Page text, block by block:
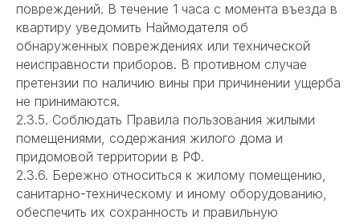
повреждений. В течение 1 часа с момента въезда в
квартиру уведомить Наймодателя об
обнаруженных повреждениях или технической
неисправности приборов. В противном случае
претензии по наличию вины при причинении ущерба
не принимаются.
2.3.5. Соблюдать Правила пользования жилыми
помещениями, содержания жилого дома и
придомовой территории в РФ.
2.3.6. Бережно относиться к жилому помещению,
санитарно-техническому и иному оборудованию,
обеспечить их сохранность и правильную